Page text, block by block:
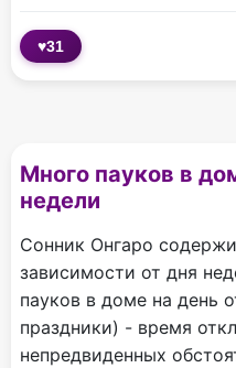
♥31
Много пауков в
недели
Сонник Онгаро
зависимости от дня
пауков в доме на день
праздники) - время
непредвиденных